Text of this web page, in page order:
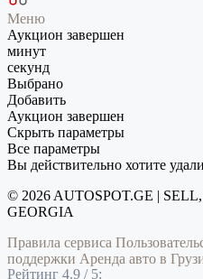
Меню
Аукцион завершен
минут
секунд
Выбрано
Добавить
Аукцион завершен
Скрыть параметры
Все параметры
Вы действительно хотите
© 2026 AUTOSPOT.GE |
GEORGIA
Правила сервиса
поддержки Аренда авто в
Рейтинг 4.9 / 5: